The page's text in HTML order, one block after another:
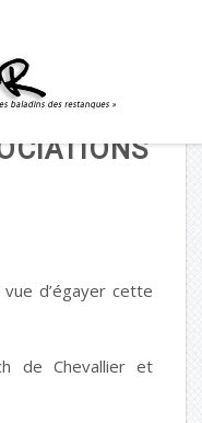
d’égayer cette
de Chevallier et